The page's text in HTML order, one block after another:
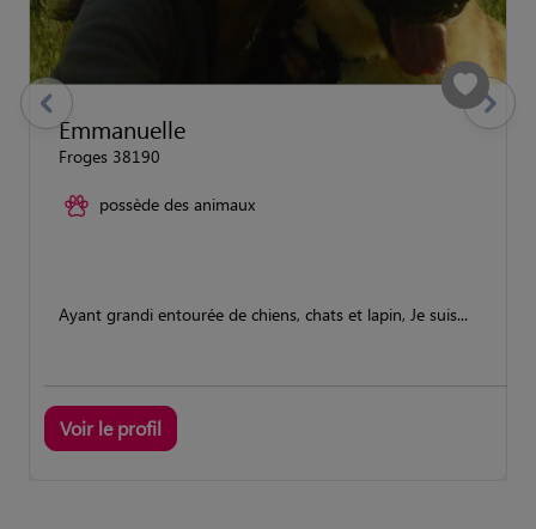
Emmanuelle
Froges 38190
possède des animaux
Ayant grandi entourée de chiens, chats et lapin, Je suis...
Voir le profil
previous Suivant